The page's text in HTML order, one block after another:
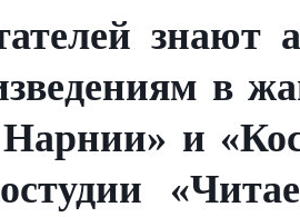
знают
в
и